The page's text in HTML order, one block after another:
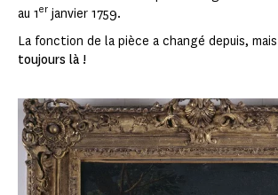
au 1er janvier 1759.
La fonction de la pièce a changé depuis, mais
toujours là !